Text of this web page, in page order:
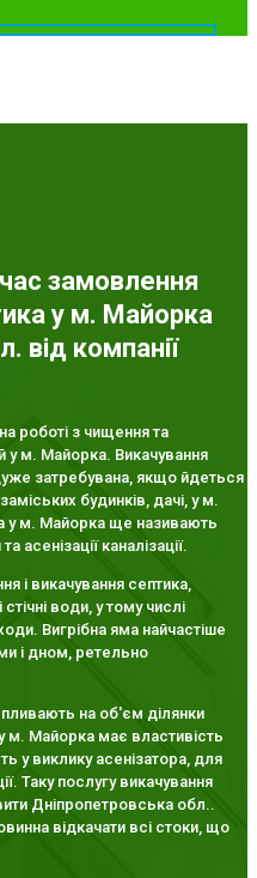
замовлення
у м. Майорка
від компанії
роботі з чищення та
у м. Майорка. Викачування
затребувана, якщо йдеться
будинків, дачі, у м.
у м. Майорка ще називають
каналізації.
і викачування септика,
води, у тому числі
Вигрібна яма найчастіше
і дном, ретельно
на об'єм ділянки
м. Майорка має властивість
у виклику асенізатора, для
Таку послугу викачування
Дніпропетровська обл..
відкачати всі стоки, що